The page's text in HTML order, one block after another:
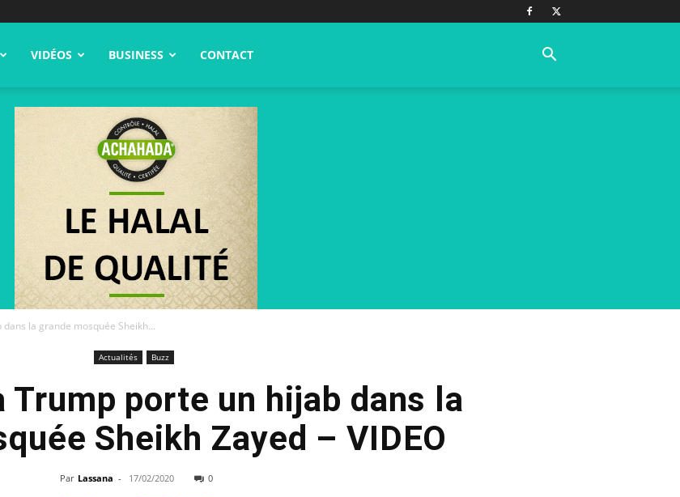
VIDÉOS BUSINESS CONTACT
la grande mosquée Sheikh...
Actualités Buzz
Trump porte un hijab dans la
Sheikh Zayed – VIDEO
Par Lassana - 17/02/2020 0